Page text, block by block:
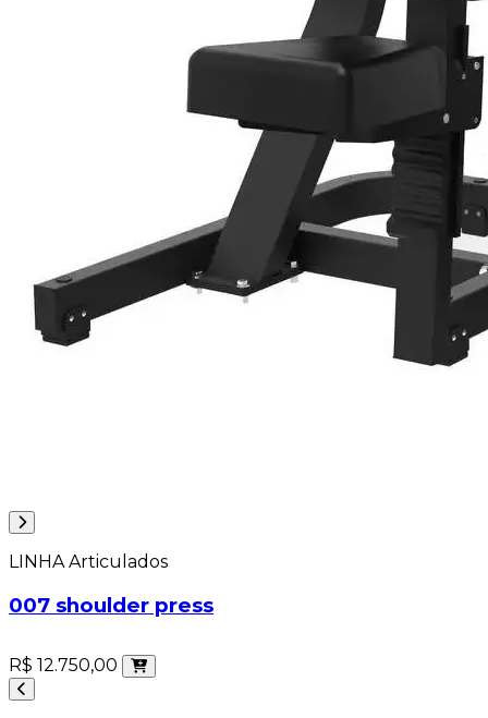
LINHA Articulados
007 shoulder press
R$ 12.750,00